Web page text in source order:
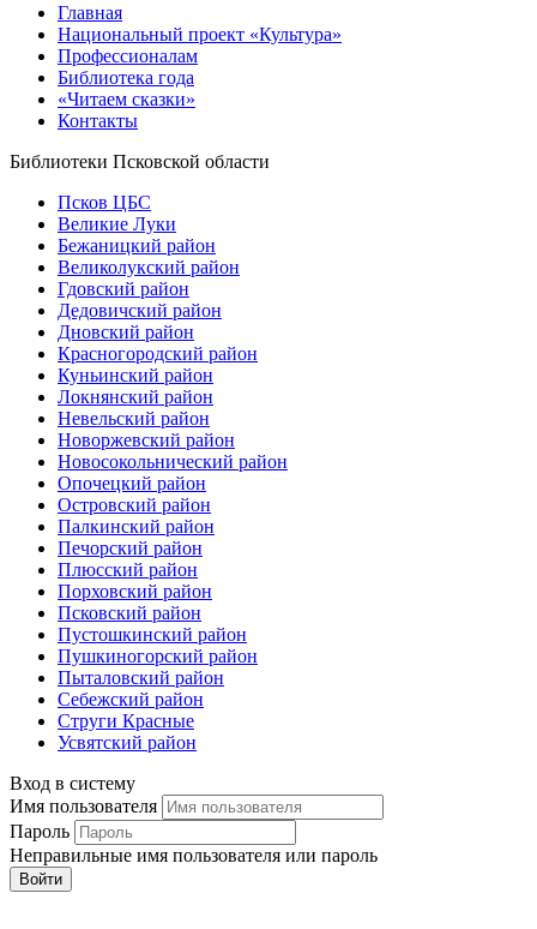
Главная
Национальный проект «Культура»
Профессионалам
Библиотека года
«Читаем сказки»
Контакты
Библиотеки Псковской области
Псков ЦБС
Великие Луки
Бежаницкий район
Великолукский район
Гдовский район
Дедовичский район
Дновский район
Красногородский район
Куньинский район
Локнянский район
Невельский район
Новоржевский район
Новосокольнический район
Опочецкий район
Островский район
Палкинский район
Печорский район
Плюсский район
Порховский район
Псковский район
Пустошкинский район
Пушкиногорский район
Пыталовский район
Себежский район
Струги Красные
Усвятский район
Вход в систему
Имя пользователя
Пароль
Неправильные имя пользователя или пароль
Войти